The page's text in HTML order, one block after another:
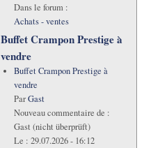
Dans le forum :
Achats - ventes
Buffet Crampon Prestige à
vendre
Buffet Crampon Prestige à
vendre
ParGast
Nouveau commentaire de :
Gast (nicht überprüft)
Le : 29.07.2026 - 16:12